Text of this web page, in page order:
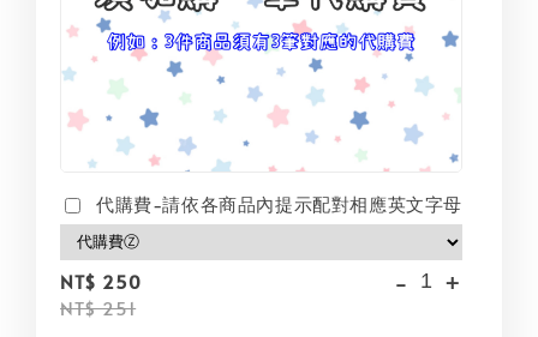
代購費-請依各商品內提示配對相應英文字母
NT$ 250
NT$ 251
- +